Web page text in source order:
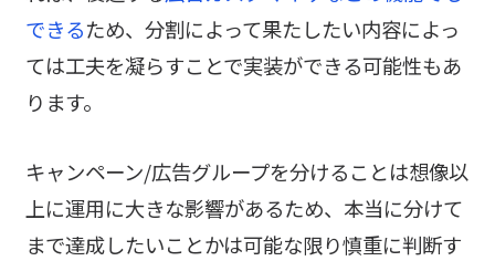
できるため、分割によって果たしたい内容によっ
ては工夫を凝らすことで実装ができる可能性もあ
ります。
キャンペーン/広告グループを分けることは想像以
上に運用に大きな影響があるため、本当に分けて
まで達成したいことかは可能な限り慎重に判断す